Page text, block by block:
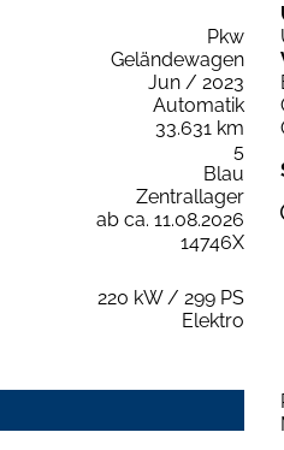
Pkw
Geländewagen
Jun / 2023
Automatik
33.631 km
5
Blau
Zentrallager
ab ca. 11.08.2026
14746X
220 kW / 299 PS
Elektro